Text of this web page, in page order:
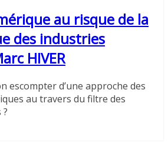
au risque de la
des industries
HIVER
escompter d’une approche des
au travers du filtre des